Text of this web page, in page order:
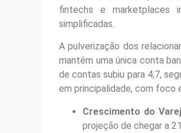
fintechs e marketplaces
simplificadas.
A pulverização dos
mantém uma única conta
de contas subiu para 4,7,
em principalidade, com foco
Crescimento do
projeção de chegar a